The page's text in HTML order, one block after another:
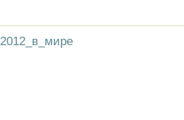
2012_в_мире